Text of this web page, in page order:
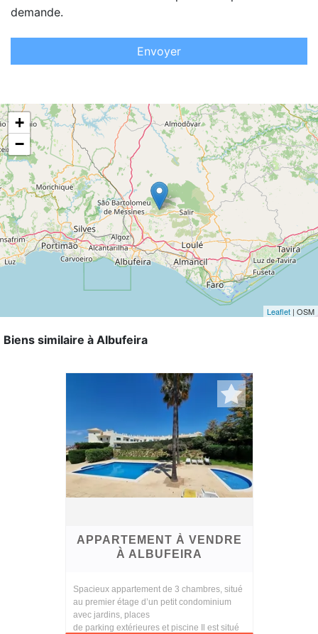
demande.
Envoyer
+
−
Leaflet | OSM
Biens similaire à Albufeira
APPARTEMENT À VENDRE
À ALBUFEIRA
Spacieux appartement de 3 chambres, situé
au premier étage d’un petit condominium
avec jardins, places
de parking extérieures et piscine Il est situé